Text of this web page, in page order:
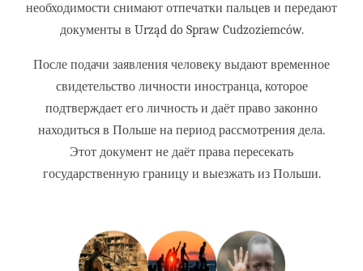
необходимости снимают отпечатки пальцев и передают
документы в Urząd do Spraw Cudzoziemców.
После подачи заявления человеку выдают временное
свидетельство личности иностранца, которое
подтверждает его личность и даёт право законно
находиться в Польше на период рассмотрения дела.
Этот документ не даёт права пересекать
государственную границу и выезжать из Польши.